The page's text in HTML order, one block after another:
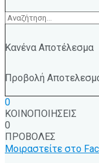
Κανένα Αποτέλεσμα
Προβολή
0
ΚΟΙΝΟΠΟΙΗΣΕΙΣ
0
ΠΡΟΒΟΛΕΣ
Μοιραστείτε στο